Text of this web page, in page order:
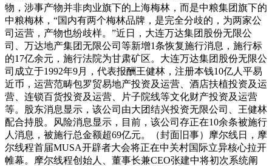
物，涉事产物并非肉业旗下的上海梅林，而是中粮集团旗下的
中粮梅林，“国内有两个梅林品牌，是完全分歧的，为两家公
司运营，产物也纷歧样。”近日，大连万达集团股份无限公
司、万达地产集团无限公司等新增1条恢复施行消息，施行标
的17亿余元，施行法院为甘肃矿区。大连万达集团股份无限公
司成立于1992年9月，代表报酬王健林，注册本钱10亿人平易
近币，运营范畴包罗贸易地产投资及运营、酒店扶植投资及运
营、连锁百货投资及运营、片子院线等文化财产投资及运营
等。股东消息显示，该公司由大团结兴投资无限公司、王健林
配合持股。风险消息显示，目前，该公司存正在10余条被施行
人消息，被施行总金额超69亿元。（封面旧事）摩尔线日，摩
尔线程首届MUSA开辟者大会将正在中关村国际立异核心拉开
帷幕。摩尔线程创始人、董事长兼CEO张建中将初次系统阐